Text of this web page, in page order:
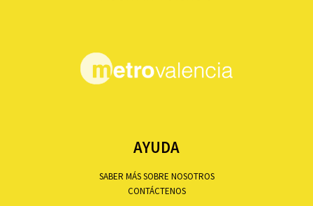
AYUDA
SABER MÁS SOBRE NOSOTROS
CONTÁCTENOS